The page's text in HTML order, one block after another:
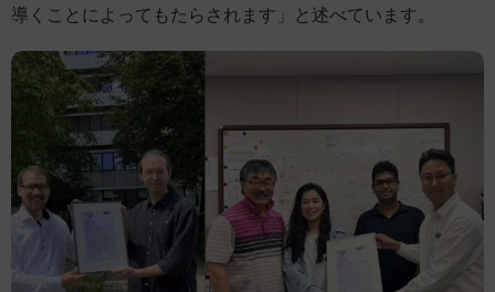
導くことによってもたらされます」と述べています。